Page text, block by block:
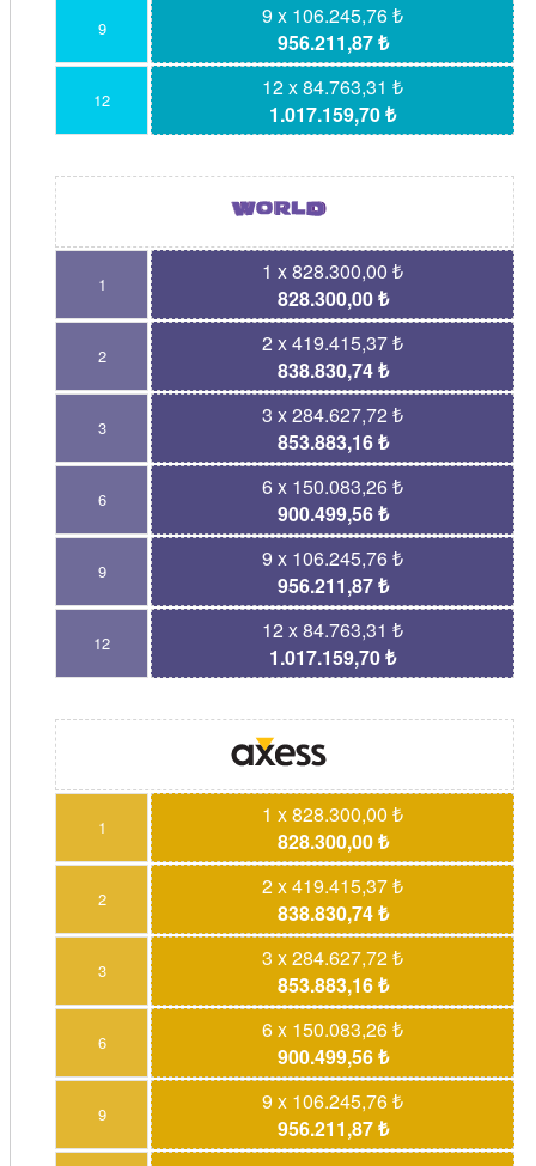
9
9 x 106.245,76 ₺
956.211,87 ₺
12
12 x 84.763,31 ₺
1.017.159,70 ₺
1
1 x 828.300,00 ₺
828.300,00 ₺
2
2 x 419.415,37 ₺
838.830,74 ₺
3
3 x 284.627,72 ₺
853.883,16 ₺
6
6 x 150.083,26 ₺
900.499,56 ₺
9
9 x 106.245,76 ₺
956.211,87 ₺
12
12 x 84.763,31 ₺
1.017.159,70 ₺
1
1 x 828.300,00 ₺
828.300,00 ₺
2
2 x 419.415,37 ₺
838.830,74 ₺
3
3 x 284.627,72 ₺
853.883,16 ₺
6
6 x 150.083,26 ₺
900.499,56 ₺
9
9 x 106.245,76 ₺
956.211,87 ₺